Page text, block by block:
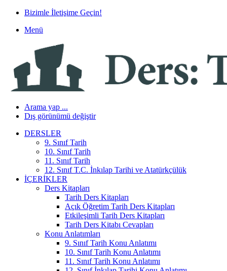
Bizimle İletişime Geçin!
Menü
Arama yap ...
Dış görünümü değiştir
DERSLER
9. Sınıf Tarih
10. Sınıf Tarih
11. Sınıf Tarih
12. Sınıf T.C. İnkılap Tarihi ve Atatürkçülük
İÇERIKLER
Ders Kitapları
Tarih Ders Kitapları
Açık Öğretim Tarih Ders Kitapları
Etkileşimli Tarih Ders Kitapları
Tarih Ders Kitabı Cevapları
Konu Anlatımları
9. Sınıf Tarih Konu Anlatımı
10. Sınıf Tarih Konu Anlatımı
11. Sınıf Tarih Konu Anlatımı